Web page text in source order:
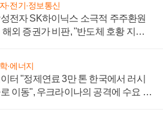
·전기·정보통신
전자 SK하이닉스 소극적 주주환원
해외 증권가 비판, "반도체 호황 지속
·에너지
터 "정제연료 3만 톤 한국에서 러시
이동", 우크라이나의 공격에 수요 늘